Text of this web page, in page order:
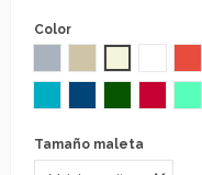
Color
Tamaño maleta